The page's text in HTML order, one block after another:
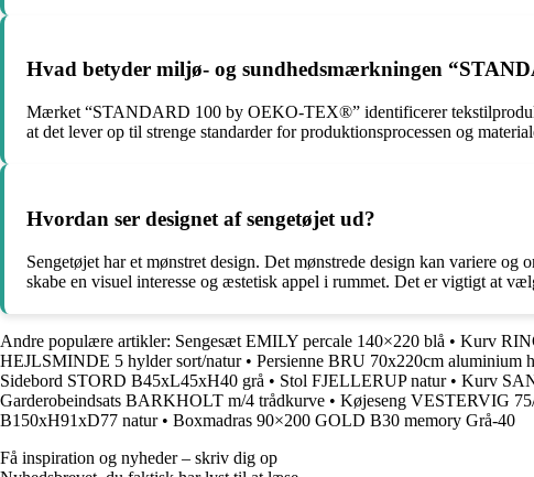
Hvad betyder miljø- og sundhedsmærkningen
Mærket “STANDARD 100 by OEKO-TEX®” identificerer
at det lever op til strenge standarder for produktionsprocessen og
Hvordan ser designet af sengetøjet ud?
Sengetøjet har et mønstret design. Det mønstrede design kan variere
skabe en visuel interesse og æstetisk appel i rummet. Det er vigtigt at
Andre populære artikler: Sengesæt EMILY percale 140×220 blå • Kurv
HEJLSMINDE 5 hylder sort/natur• Persienne BRU 70x220cm aluminium
Sidebord STORD B45xL45xH40 grå • Stol FJELLERUP natur• Kurv
Garderobeindsats BARKHOLT m/4 trådkurve • Køjeseng VESTERVIG
B150xH91xD77 natur• Boxmadras 90×200 GOLD B30 memory Grå-40
Få inspiration og nyheder – skriv dig op